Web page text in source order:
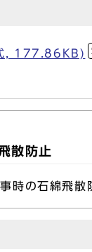
, 177.86KB)
散防止
時の石綿飛散